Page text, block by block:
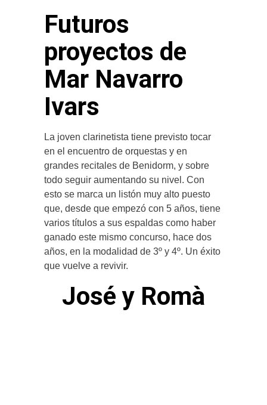
Futuros
proyectos de
Mar Navarro
Ivars
La joven clarinetista tiene previsto tocar
en el encuentro de orquestas y en
grandes recitales de Benidorm, y sobre
todo seguir aumentando su nivel. Con
esto se marca un listón muy alto puesto
que, desde que empezó con 5 años, tiene
varios títulos a sus espaldas como haber
ganado este mismo concurso, hace dos
años, en la modalidad de 3º y 4º. Un éxito
que vuelve a revivir.
José y Romà